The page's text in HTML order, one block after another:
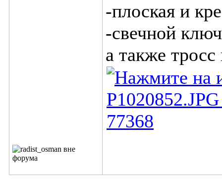
-плоская и
-свечной
а также